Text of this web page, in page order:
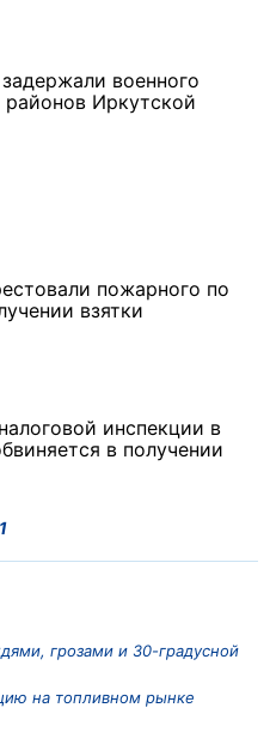
грозами и 30-градусной
на топливном рынке
военного
Иркутской
пожарного по
взятки
инспекции в
в получении
1